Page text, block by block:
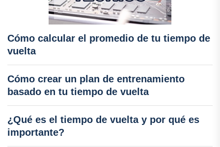
Cómo calcular el promedio de tu tiempo de
vuelta
Cómo crear un plan de entrenamiento
basado en tu tiempo de vuelta
¿Qué es el tiempo de vuelta y por qué es
importante?